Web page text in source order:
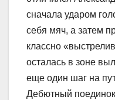
сначала ударом
себя мяч, а затем
классно
осталась в зоне
еще один шаг на
Дебютный поединок